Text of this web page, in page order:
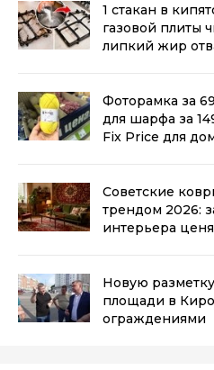
1 стакан в
газовой плиты
липкий жир
Фоторамка за
для шарфа за
Fix Price для
Советские
трендом 2026:
интерьера
Новую
площади в
ограждениями